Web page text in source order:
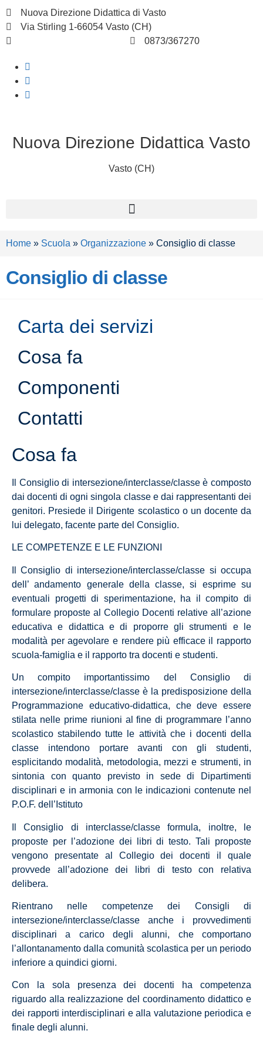
Nuova Direzione Didattica di Vasto
Via Stirling 1-66054 Vasto (CH)
0873/367270
Nuova Direzione Didattica Vasto
Vasto (CH)
Home » Scuola » Organizzazione » Consiglio di classe
Consiglio di classe
Carta dei servizi
Cosa fa
Componenti
Contatti
Cosa fa
Il Consiglio di intersezione/interclasse/classe è composto
dai docenti di ogni singola classe e dai rappresentanti dei
genitori. Presiede il Dirigente scolastico o un docente da
lui delegato, facente parte del Consiglio.
LE COMPETENZE E LE FUNZIONI
Il Consiglio di intersezione/interclasse/classe si occupa
dell’ andamento generale della classe, si esprime su
eventuali progetti di sperimentazione, ha il compito di
formulare proposte al Collegio Docenti relative all’azione
educativa e didattica e di proporre gli strumenti e le
modalità per agevolare e rendere più efficace il rapporto
scuola-famiglia e il rapporto tra docenti e studenti.
Un compito importantissimo del Consiglio di
intersezione/interclasse/classe è la predisposizione della
Programmazione educativo-didattica, che deve essere
stilata nelle prime riunioni al fine di programmare l’anno
scolastico stabilendo tutte le attività che i docenti della
classe intendono portare avanti con gli studenti,
esplicitando modalità, metodologia, mezzi e strumenti, in
sintonia con quanto previsto in sede di Dipartimenti
disciplinari e in armonia con le indicazioni contenute nel
P.O.F. dell’Istituto
Il Consiglio di interclasse/classe formula, inoltre, le
proposte per l’adozione dei libri di testo. Tali proposte
vengono presentate al Collegio dei docenti il quale
provvede all’adozione dei libri di testo con relativa
delibera.
Rientrano nelle competenze dei Consigli di
intersezione/interclasse/classe anche i provvedimenti
disciplinari a carico degli alunni, che comportano
l’allontanamento dalla comunità scolastica per un periodo
inferiore a quindici giorni.
Con la sola presenza dei docenti ha competenza
riguardo alla realizzazione del coordinamento didattico e
dei rapporti interdisciplinari e alla valutazione periodica e
finale degli alunni.